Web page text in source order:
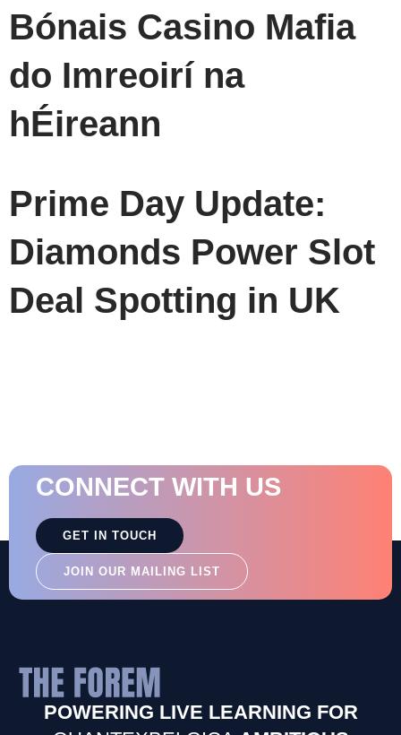
Bónais Casino Mafia
do Imreoirí na
hÉireann
Prime Day Update:
Diamonds Power Slot
Deal Spotting in UK
CONNECT WITH US
GET IN TOUCH
JOIN OUR MAILING LIST
POWERING LIVE LEARNING FOR